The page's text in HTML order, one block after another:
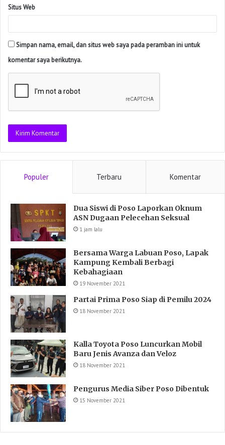
Situs Web
Simpan nama, email, dan situs web saya pada peramban ini untuk
komentar saya berikutnya.
Populer Terbaru Komentar
Dua Siswi di Poso Laporkan Oknum
ASN Dugaan Pelecehan Seksual
1 jam lalu
Bersama Warga Labuan Poso, Lapak
Kampung Kembali Berbagi
Kebahagiaan
19 November 2021
Partai Prima Poso Siap di Pemilu 2024
18 November 2021
Kalla Toyota Poso Luncurkan Mobil
Baru Jenis Avanza dan Veloz
18 November 2021
Pengurus Media Siber Poso Dibentuk
15 November 2021